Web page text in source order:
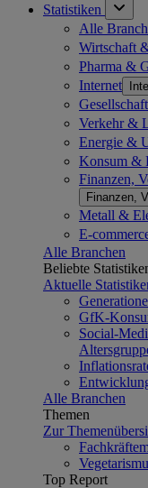
Statistiken
Alle
Wirtschaft
Pharma &
Internet
Gesellschaft
Verkehr &
Energie &
Konsum &
Finanzen,
Finanzen,
Metall &
E-
Alle Branchen
Beliebte
Aktuelle
GfK-
Social-
Alle Branchen
Themen
Zur
Top Report